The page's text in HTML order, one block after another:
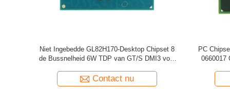
GL82H110 Chipset Northbridge en Southbridge-
Laptop het Algemene begrip van de
Contact nu